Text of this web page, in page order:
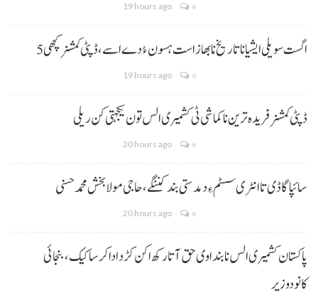
19 hours ago 0
5 اگست سویلی ایشیا نا تاریخ نا بھاز است ہسون ءُ دے اسے،ڈپٹی کمشنر کچھی
19 hours ago 0
ڈپٹی کمشنر فریدہ ترین نا کماشی ٹی کشمیری الس تون یکجہتی کن ریلی
20 hours ago 0
سائپا گاڈی تا انٹری سسٹم ءِ دمدستی بند کننگے، حاجی مولا بخش محمد حسنی
20 hours ago 0
پاکستان کشمیری الس نا بنداوی حق آتا رکھ اکن کڑد ادا کرسا کیک ،بنجائی
کانودوزیر